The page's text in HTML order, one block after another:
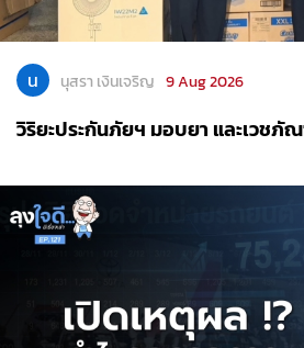
น นุสรา เงินเจริญ 9 Aug 2026
วิริยะประกันภัยฯ มอบยา และเวชภั